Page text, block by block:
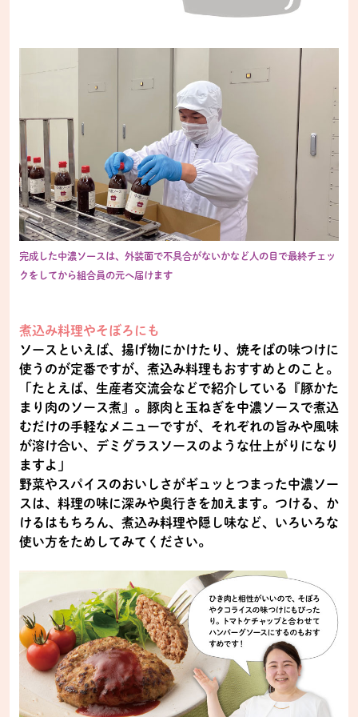
完成した中濃ソースは、外装面で不具合がないかなど人の目で最終チェッ
クをしてから組合員の元へ届けます
煮込み料理やそぼろにも
ソースといえば、揚げ物にかけたり、焼そばの味つけに
使うのが定番ですが、煮込み料理もおすすめとのこと。
「たとえば、生産者交流会などで紹介している『豚かた
まり肉のソース煮』。豚肉と玉ねぎを中濃ソースで煮込
むだけの手軽なメニューですが、それぞれの旨みや風味
が溶け合い、デミグラスソースのような仕上がりになり
ますよ」
野菜やスパイスのおいしさがギュッとつまった中濃ソー
スは、料理の味に深みや奥行きを加えます。つける、か
けるはもちろん、煮込み料理や隠し味など、いろいろな
使い方をためしてみてください。